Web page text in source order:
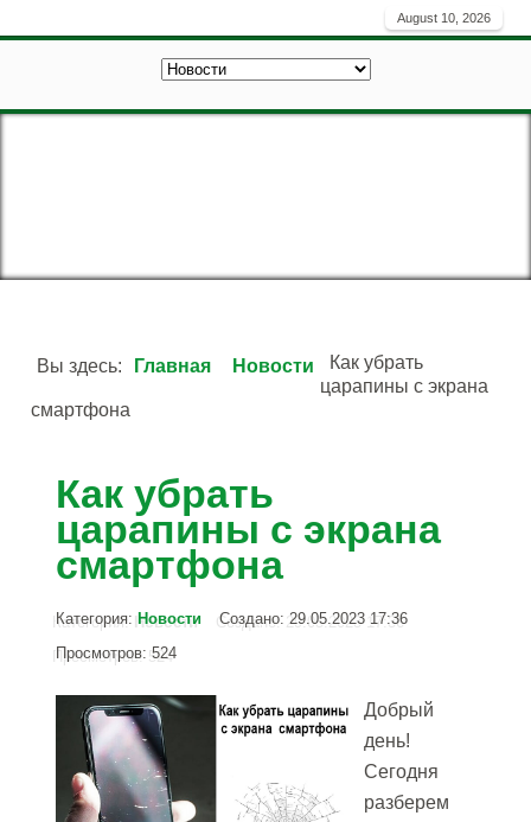
August 10, 2026
Вы здесь: Главная Новости
Как убрать
царапины с экрана
смартфона
Как убрать
царапины с экрана
смартфона
Категория: Новости
Создано: 29.05.2023 17:36
Просмотров: 524
Добрый
день!
Сегодня
разберем